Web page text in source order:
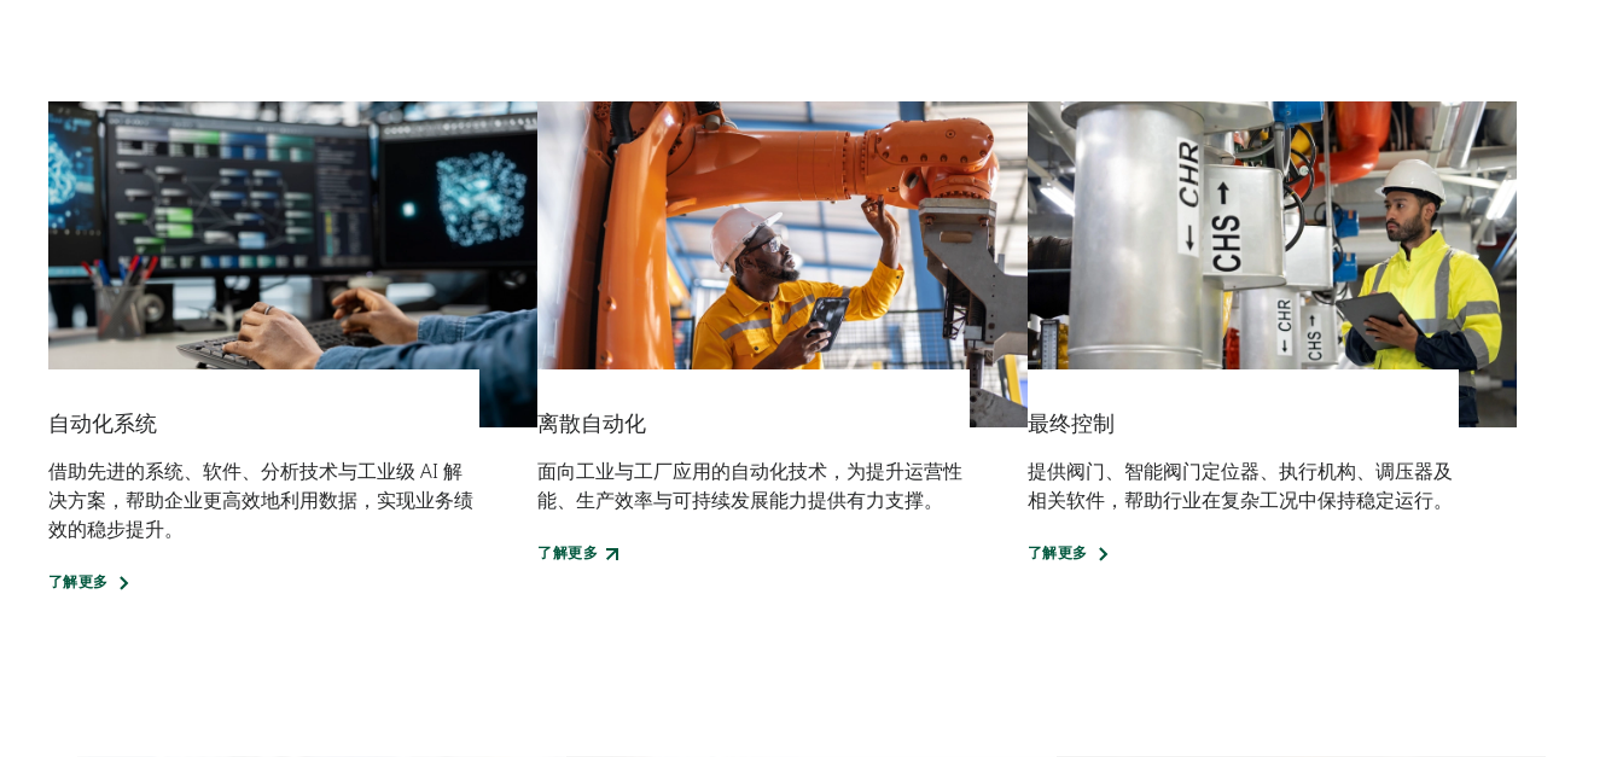
自动化系统
借助先进的系统、软件、分析技术与工业级 AI 解
决方案，帮助企业更高效地利用数据，实现业务绩
效的稳步提升。
了解更多
离散自动化
面向工业与工厂应用的自动化技术，为提升运营性
能、生产效率与可持续发展能力提供有力支撑。
了解更多
最终控制
提供阀门、智能阀门定位器、执行机构、调压器及
相关软件，帮助行业在复杂工况中保持稳定运行。
了解更多